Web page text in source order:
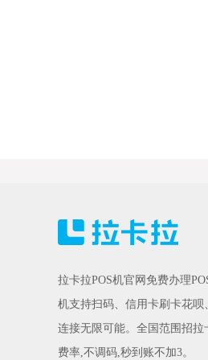
拉卡拉POS机官网免费办理
机支持扫码、信用卡刷卡花
连接无限可能。全国范围招拉
费率,不调码,秒到账不加3。